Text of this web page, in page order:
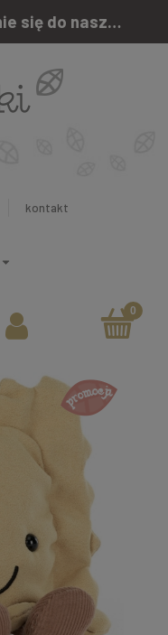
5% RABATU za zapisanie się do naszego newslettera
kontakt